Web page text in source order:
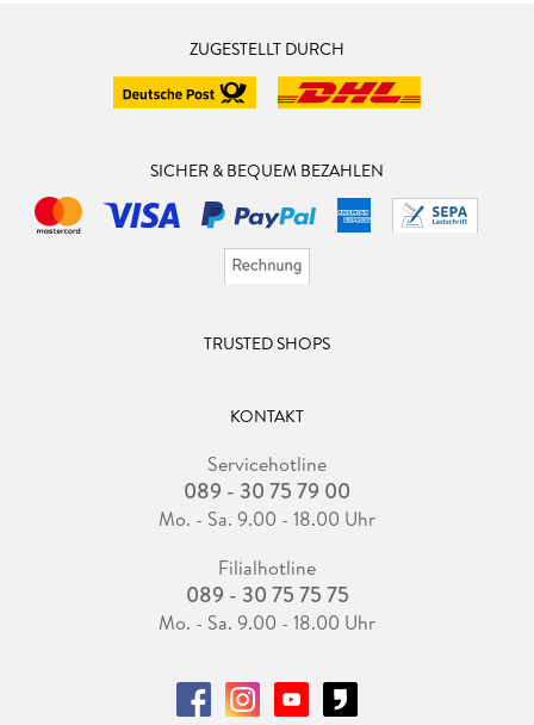
ZUGESTELLT DURCH
SICHER & BEQUEM BEZAHLEN
TRUSTED SHOPS
KONTAKT
Servicehotline
089 - 30 75 79 00
Mo. - Sa. 9.00 - 18.00 Uhr
Filialhotline
089 - 30 75 75 75
Mo. - Sa. 9.00 - 18.00 Uhr